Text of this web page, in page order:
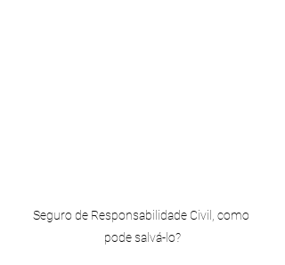
Seguro de Responsabilidade Civil, como
pode salvá-lo?